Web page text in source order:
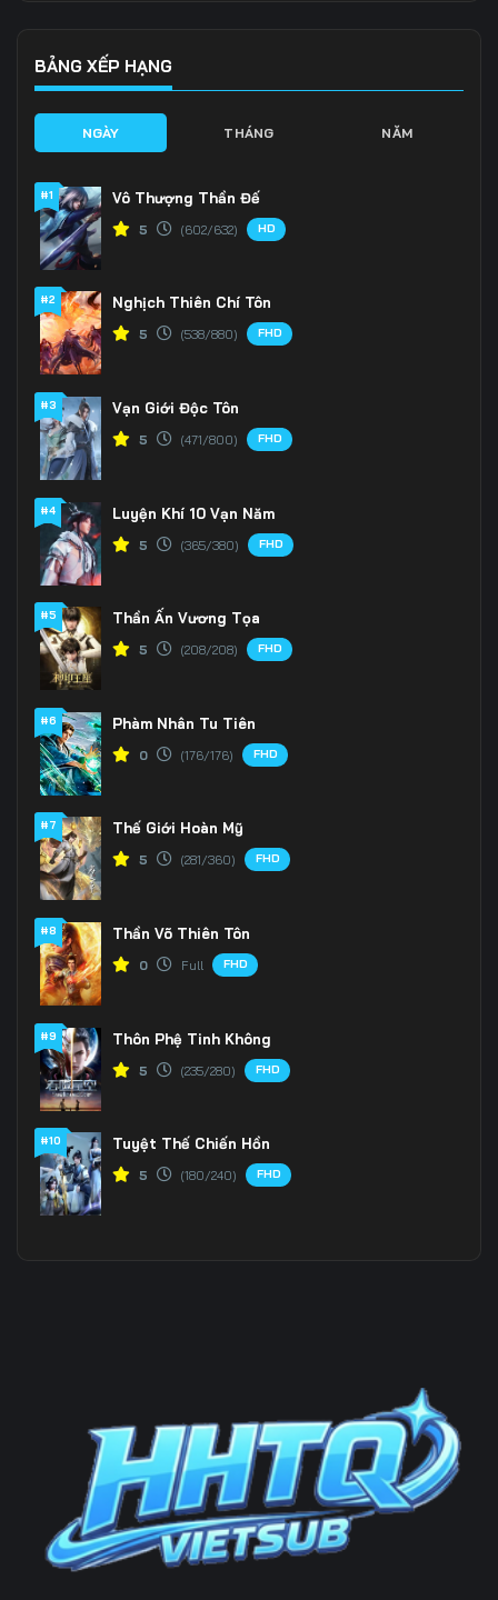
139 140 141
142 143 144
145 146
148 149
151 152
154 155
160 161
163
166 167
169
172 173
175
178 179
181
184 185
187 188
190 191
193 194
196
199 200
205 206
208
222
223 224 225
226 227 228
229 230
BẢNG XẾP HẠNG
NGÀY THÁNG NĂM
#1 Vô Thượng Thần Đế
5 (602/632) HD
#2 Nghịch Thiên Chí Tôn
5 (538/880) FHD
#3 Vạn Giới Độc Tôn
5 (471/800) FHD
#4 Luyện Khí 10 Vạn Năm
5 (365/380) FHD
#5 Thần Ấn Vương Tọa
5 (208/208) FHD
#6 Phàm Nhân Tu Tiên
0 (176/176) FHD
#7 Thế Giới Hoàn Mỹ
5 (281/360) FHD
#8 Thần Võ Thiên Tôn
0 Full FHD
#9 Thôn Phệ Tinh Không
5 (235/280) FHD
#10 Tuyệt Thế Chiến Hồn
5 (180/240) FHD